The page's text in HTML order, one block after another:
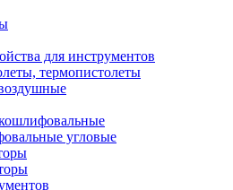
для инструментов
термопистолеты
угловые